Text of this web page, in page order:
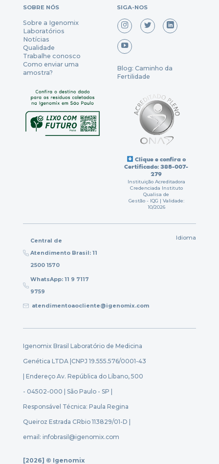
SOBRE NÓS
Sobre a Igenomix
Laboratórios
Notícias
Qualidade
Trabalhe conosco
Como enviar uma
amostra?
SIGA-NOS
Blog: Caminho da
Fertilidade
Clique e confira o
Certificado: 385-007-
279
Instituição Acreditadora
Credenciada Instituto
Qualisa de
Gestão - IQG | Validade:
10/2026
Central de
Atendimento Brasil: 11
2500 1570
WhatsApp: 11 9 7117
9759
atendimentoaocliente@igenomix.com
Idioma
Igenomix Brasil Laboratório de Medicina
Genética LTDA |CNPJ 19.555.576/0001-43
| Endereço Av. República do Líbano, 500
- 04502-000 | São Paulo - SP |
Responsável Técnica: Paula Regina
Queiroz Estrada CRbio 113829/01-D |
email: infobrasil@igenomix.com
[2026] © Igenomix